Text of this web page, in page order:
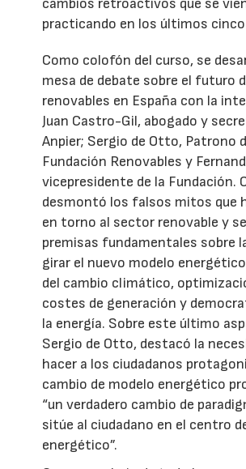
cambios retroactivos que se
practicando en los últimos cinco
Como colofón del curso, se
mesa de debate sobre el futuro
renovables en España con la
Juan Castro-Gil, abogado y
Anpier; Sergio de Otto, Patrono
Fundación Renovables y
vicepresidente de la Fundación.
desmontó los falsos mitos que
en torno al sector renovable y
premisas fundamentales sobre
girar el nuevo modelo
del cambio climático,
costes de generación y
la energía. Sobre este último
Sergio de Otto, destacó la
hacer a los ciudadanos
cambio de modelo energético
“un verdadero cambio de
sitúe al ciudadano en el centro
energético”.